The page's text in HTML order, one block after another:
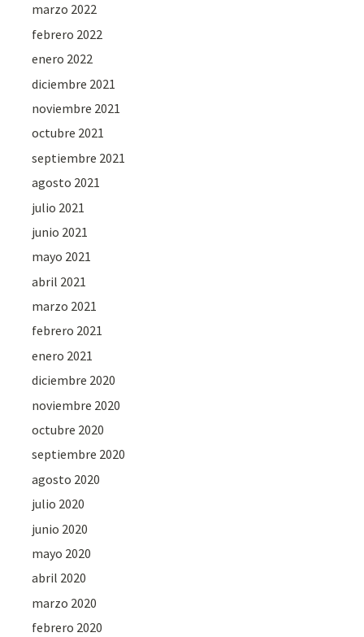
marzo 2022
febrero 2022
enero 2022
diciembre 2021
noviembre 2021
octubre 2021
septiembre 2021
agosto 2021
julio 2021
junio 2021
mayo 2021
abril 2021
marzo 2021
febrero 2021
enero 2021
diciembre 2020
noviembre 2020
octubre 2020
septiembre 2020
agosto 2020
julio 2020
junio 2020
mayo 2020
abril 2020
marzo 2020
febrero 2020